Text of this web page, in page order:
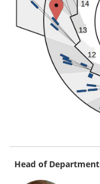
Head of Department